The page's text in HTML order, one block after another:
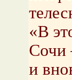
«В
Сочи
и